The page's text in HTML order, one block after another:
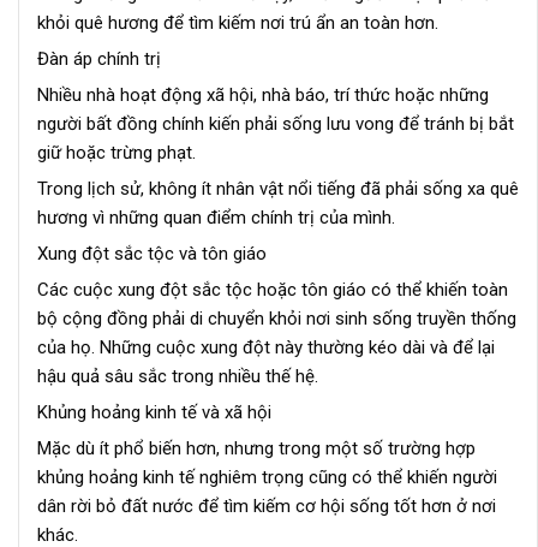
khỏi quê hương để tìm kiếm nơi trú ẩn an toàn hơn.
Đàn áp chính trị
Nhiều nhà hoạt động xã hội, nhà báo, trí thức hoặc những
người bất đồng chính kiến phải sống lưu vong để tránh bị bắt
giữ hoặc trừng phạt.
Trong lịch sử, không ít nhân vật nổi tiếng đã phải sống xa quê
hương vì những quan điểm chính trị của mình.
Xung đột sắc tộc và tôn giáo
Các cuộc xung đột sắc tộc hoặc tôn giáo có thể khiến toàn
bộ cộng đồng phải di chuyển khỏi nơi sinh sống truyền thống
của họ. Những cuộc xung đột này thường kéo dài và để lại
hậu quả sâu sắc trong nhiều thế hệ.
Khủng hoảng kinh tế và xã hội
Mặc dù ít phổ biến hơn, nhưng trong một số trường hợp
khủng hoảng kinh tế nghiêm trọng cũng có thể khiến người
dân rời bỏ đất nước để tìm kiếm cơ hội sống tốt hơn ở nơi
khác.